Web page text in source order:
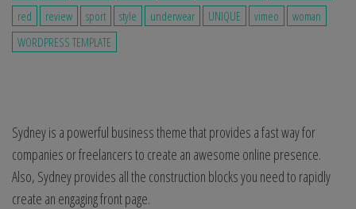
red
review sport style underwear UNIQUE vimeo
woman
WORDPRESS TEMPLATE
Sydney is a powerful business theme that provides a fast way for
companies or freelancers to create an awesome online presence.
Also, Sydney provides all the construction blocks you need to rapidly
create an engaging front page.